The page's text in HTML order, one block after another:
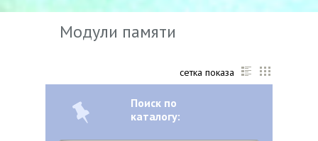
Модули памяти
сетка показа
Поиск по
каталогу: